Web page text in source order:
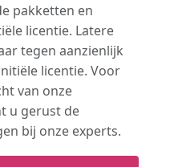
pakketten en
licentie. Latere
tegen aanzienlijk
licentie. Voor
van onze
u gerust de
bij onze experts.